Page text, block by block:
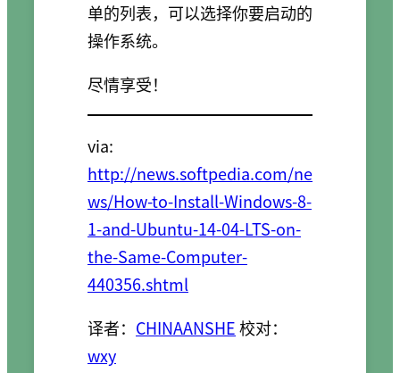
单的列表，可以选择你要启动的
操作系统。
尽情享受！
via:
http://news.softpedia.com/ne
ws/How-to-Install-Windows-8-
1-and-Ubuntu-14-04-LTS-on-
the-Same-Computer-
440356.shtml
译者： CHINAANSHE校对：
wxy